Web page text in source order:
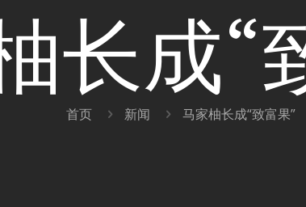
长成“
首页 新闻 马家柚长成“致富果”